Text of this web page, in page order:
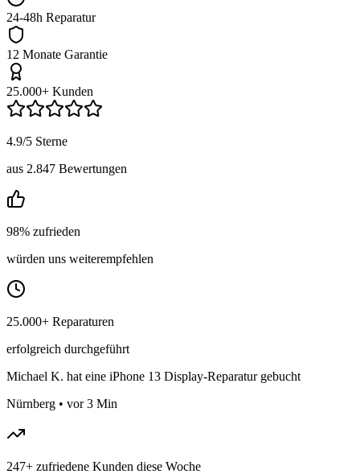
24-48h Reparatur
12 Monate Garantie
25.000+ Kunden
4.9/5 Sterne
aus 2.847 Bewertungen
98% zufrieden
würden uns weiterempfehlen
25.000+ Reparaturen
erfolgreich durchgeführt
Michael K. hat eine iPhone 13 Display-Reparatur gebucht
Nürnberg • vor 3 Min
247+ zufriedene Kunden diese Woche